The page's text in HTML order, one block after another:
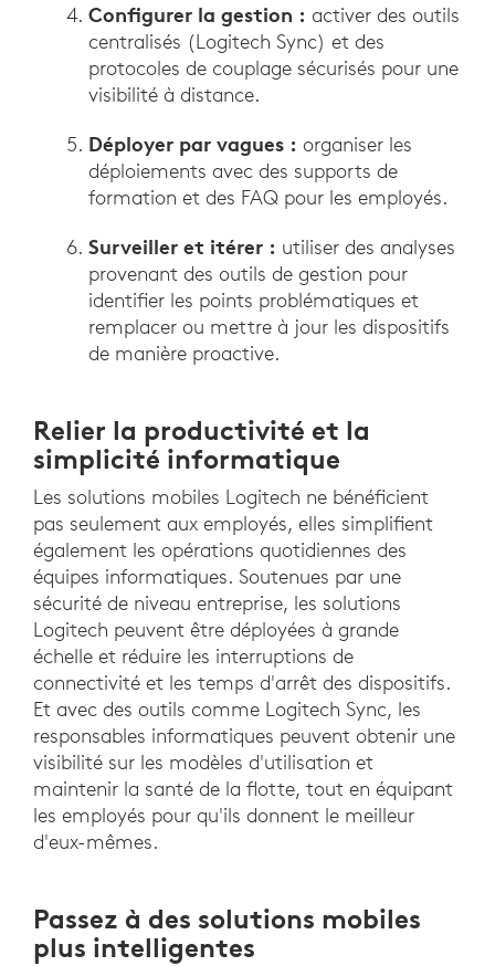
Configurer la gestion : activer des outils
centralisés (Logitech Sync) et des
protocoles de couplage sécurisés pour une
visibilité à distance.
Déployer par vagues : organiser les
déploiements avec des supports de
formation et des FAQ pour les employés.
Surveiller et itérer : utiliser des analyses
provenant des outils de gestion pour
identifier les points problématiques et
remplacer ou mettre à jour les dispositifs
de manière proactive.
Relier la productivité et la
simplicité informatique
Les solutions mobiles Logitech ne bénéficient
pas seulement aux employés, elles simplifient
également les opérations quotidiennes des
équipes informatiques. Soutenues par une
sécurité de niveau entreprise, les solutions
Logitech peuvent être déployées à grande
échelle et réduire les interruptions de
connectivité et les temps d'arrêt des dispositifs.
Et avec des outils comme Logitech Sync, les
responsables informatiques peuvent obtenir une
visibilité sur les modèles d'utilisation et
maintenir la santé de la flotte, tout en équipant
les employés pour qu'ils donnent le meilleur
d'eux-mêmes.
Passez à des solutions mobiles
plus intelligentes